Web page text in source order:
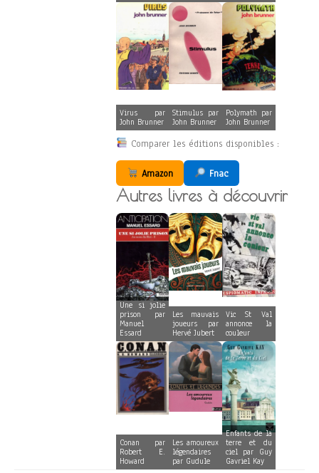
Virus par
John Brunner
Stimulus par
John Brunner
Polymath par
John Brunner
Comparer les éditions disponibles :
Amazon Fnac
Autres livres à découvrir
Une si jolie
prison par
Manuel
Essard
Les mauvais
joueurs par
Hervé Jubert
Vic St Val
annonce la
couleur
Conan par
Robert E.
Howard
Les amoureux
légendaires
par Gudule
Enfants de la
terre et du
ciel par Guy
Gavriel Kay